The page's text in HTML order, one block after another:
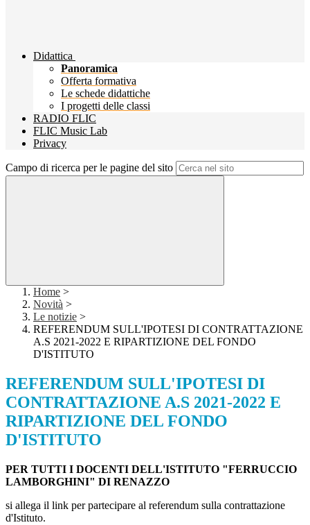
Didattica
Panoramica
Offerta formativa
Le schede didattiche
I progetti delle classi
RADIO FLIC
FLIC Music Lab
Privacy
Campo di ricerca per le pagine del sito
Home >
Novità >
Le notizie >
REFERENDUM SULL'IPOTESI DI CONTRATTAZIONE
A.S 2021-2022 E RIPARTIZIONE DEL FONDO
D'ISTITUTO
REFERENDUM SULL'IPOTESI DI
CONTRATTAZIONE A.S 2021-2022 E
RIPARTIZIONE DEL FONDO
D'ISTITUTO
PER TUTTI I DOCENTI DELL'ISTITUTO "FERRUCCIO
LAMBORGHINI" DI RENAZZO
si allega il link per partecipare al referendum sulla contrattazione
d'Istituto.